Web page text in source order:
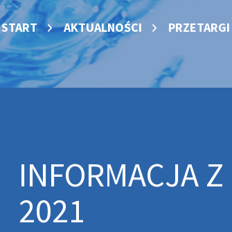
START AKTUALNOŚCI PRZETARGI
INFORMACJA
2021